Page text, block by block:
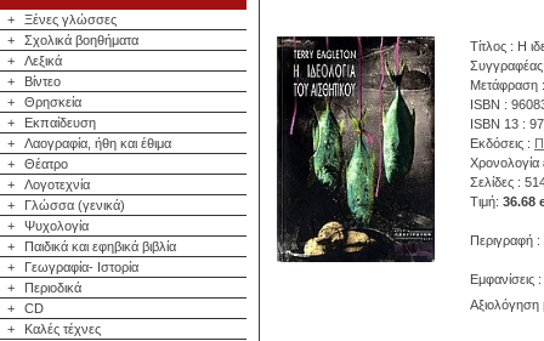
+
Ξένες γλώσσες
+
Σχολικά βοηθήματα
+
Λεξικά
+
Βίντεο
+
Θρησκεία
+
Εκπαίδευση
+
Λαογραφία, ήθη και έθιμα
+
Θέατρο
+
Λογοτεχνία
+
Γλώσσα (γενικά)
+
Ψυχολογία
+
Παιδικά και εφηβικά βιβλία
+
Γεωγραφία- Ιστορία
+
Περιοδικά
+
CD
+
Καλές τέχνες
Τίτλος : Η
Μετάφραση
ISBN :
ISBN 13 :
Εκδόσεις :
Σελίδες :
Τιμή: 36.68
Περιγραφή
Εμφανίσεις
Αξιολόγηση